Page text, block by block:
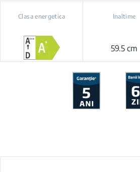
Clasa energetica Inaltime
59.5 cm